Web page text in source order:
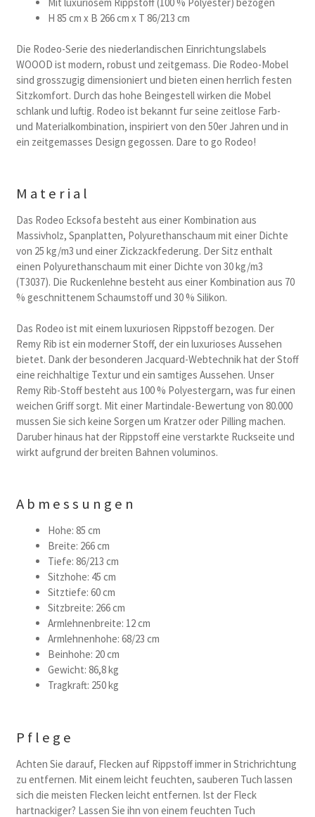
Mit luxuriosem Rippstoff (100 % Polyester) bezogen
H 85 cm x B 266 cm x T 86/213 cm
Die Rodeo-Serie des niederlandischen Einrichtungslabels
WOOOD ist modern, robust und zeitgemass. Die Rodeo-Mobel
sind grosszugig dimensioniert und bieten einen herrlich festen
Sitzkomfort. Durch das hohe Beingestell wirken die Mobel
schlank und luftig. Rodeo ist bekannt fur seine zeitlose Farb-
und Materialkombination, inspiriert von den 50er Jahren und in
ein zeitgemasses Design gegossen. Dare to go Rodeo!
Material
Das Rodeo Ecksofa besteht aus einer Kombination aus
Massivholz, Spanplatten, Polyurethanschaum mit einer Dichte
von 25 kg/m3 und einer Zickzackfederung. Der Sitz enthalt
einen Polyurethanschaum mit einer Dichte von 30 kg/m3
(T3037). Die Ruckenlehne besteht aus einer Kombination aus 70
% geschnittenem Schaumstoff und 30 % Silikon.
Das Rodeo ist mit einem luxuriosen Rippstoff bezogen. Der
Remy Rib ist ein moderner Stoff, der ein luxurioses Aussehen
bietet. Dank der besonderen Jacquard-Webtechnik hat der Stoff
eine reichhaltige Textur und ein samtiges Aussehen. Unser
Remy Rib-Stoff besteht aus 100 % Polyestergarn, was fur einen
weichen Griff sorgt. Mit einer Martindale-Bewertung von 80.000
mussen Sie sich keine Sorgen um Kratzer oder Pilling machen.
Daruber hinaus hat der Rippstoff eine verstarkte Ruckseite und
wirkt aufgrund der breiten Bahnen voluminos.
Abmessungen
Hohe: 85 cm
Breite: 266 cm
Tiefe: 86/213 cm
Sitzhohe: 45 cm
Sitztiefe: 60 cm
Sitzbreite: 266 cm
Armlehnenbreite: 12 cm
Armlehnenhohe: 68/23 cm
Beinhohe: 20 cm
Gewicht: 86,8 kg
Tragkraft: 250 kg
Pflege
Achten Sie darauf, Flecken auf Rippstoff immer in Strichrichtung
zu entfernen. Mit einem leicht feuchten, sauberen Tuch lassen
sich die meisten Flecken leicht entfernen. Ist der Fleck
hartnackiger? Lassen Sie ihn von einem feuchten Tuch